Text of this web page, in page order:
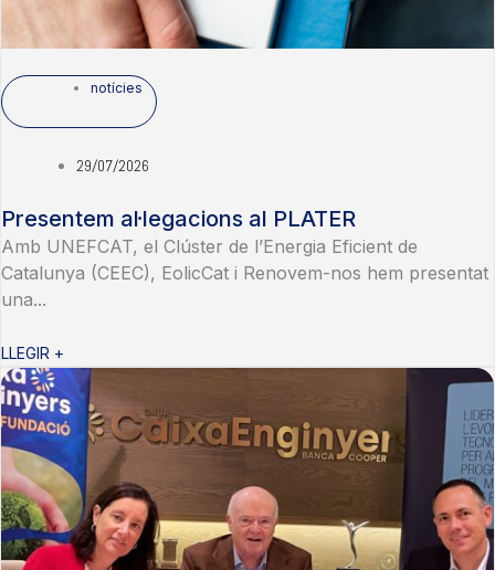
notícies
29/07/2026
Presentem al·legacions al PLATER
Amb UNEFCAT, el Clúster de l’Energia Eficient de
Catalunya (CEEC), EolicCat i Renovem-nos hem presentat
una...
LLEGIR +